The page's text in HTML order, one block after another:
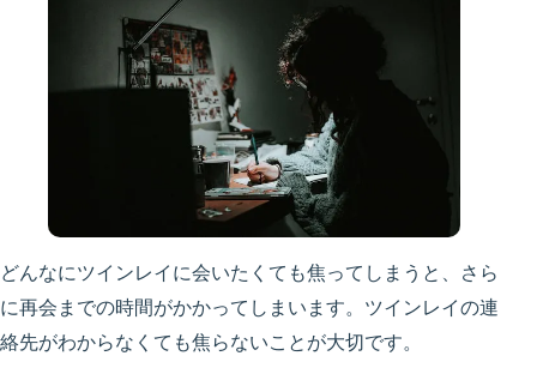
どんなにツインレイに会いたくても焦ってしまうと、さら
に再会までの時間がかかってしまいます。ツインレイの連
絡先がわからなくても焦らないことが大切です。